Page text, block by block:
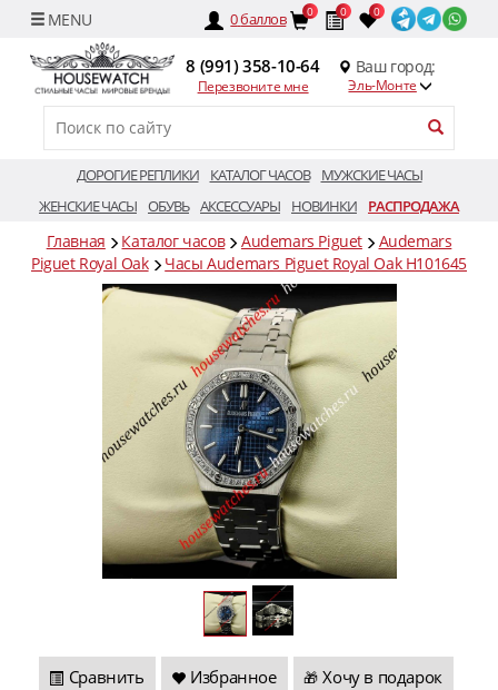
0баллов 0 0 0
8 (991) 358-10-64
Перезвоните мне
Ваш город:
Эль-Монте
ДОРОГИЕ РЕПЛИКИ КАТАЛОГ ЧАСОВ
МУЖСКИЕ ЧАСЫ
ЖЕНСКИЕ ЧАСЫ ОБУВЬ АКСЕССУАРЫ НОВИНКИ РАСПРОДАЖА
Главная Каталог часов Audemars Piguet
Audemars
Piguet Royal Oak
Часы Audemars Piguet Royal Oak H101645
Сравнить Избранное 🎁 Хочу в подарок